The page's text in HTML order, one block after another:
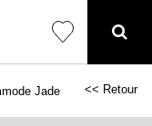
Jade << Retour